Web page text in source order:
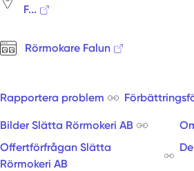
F...
Rörmokare Falun
Rapportera problem
Bilder Slätta Rörmokeri AB
Offertförfrågan Slätta
Rörmokeri AB